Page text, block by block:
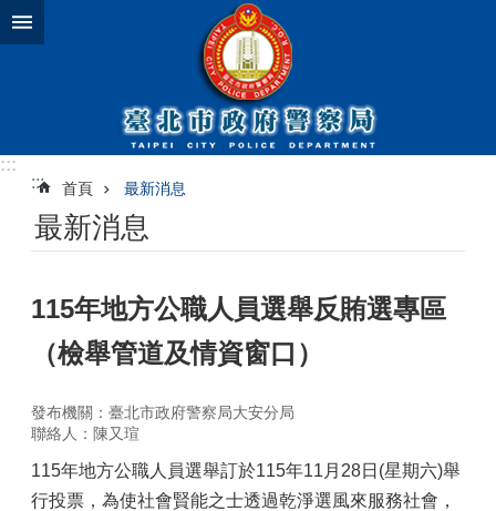
跳到主要內容區塊
:::
:::
首頁 最新消息
最新消息
115年地方公職人員選舉反賄選專區
（檢舉管道及情資窗口）
發布機關：臺北市政府警察局大安分局
聯絡人：陳又瑄
115年地方公職人員選舉訂於115年11月28日(星期六)舉
行投票，為使社會賢能之士透過乾淨選風來服務社會，